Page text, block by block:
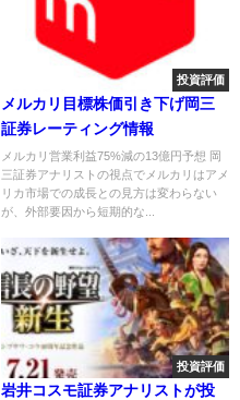
投資評価
メルカリ目標株価引き下げ岡三
証券レーティング情報
メルカリ営業利益75%減の13億円予想 岡
三証券アナリストの視点でメルカリはアメ
リカ市場での成長との見方は変わらない
が、外部要因から短期的な...
投資評価
岩井コスモ証券アナリストが投